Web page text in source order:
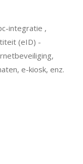
integratie ,
(eID) -
e-kiosk, enz.